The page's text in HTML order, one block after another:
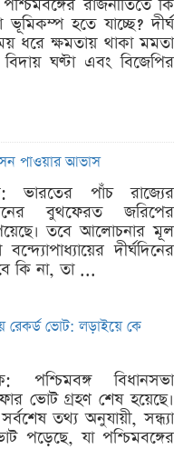
রাজনীতিতে কি
হতে যাচ্ছে? দীর্ঘ
ধরে ক্ষমতায় থাকা মমতা
ঘণ্টা এবং বিজেপির
পাওয়ার আভাস
ভারতের পাঁচ রাজ্যের
বুথফেরত জরিপের
তবে আলোচনার মূল
দীর্ঘদিনের
কি না, তা ...
রেকর্ড ভোট: লড়াইয়ে কে
পশ্চিমবঙ্গ বিধানসভা
ভোট গ্রহণ শেষ হয়েছে।
তথ্য অনুযায়ী, সন্ধ্যা
পড়েছে, যা পশ্চিমবঙ্গের